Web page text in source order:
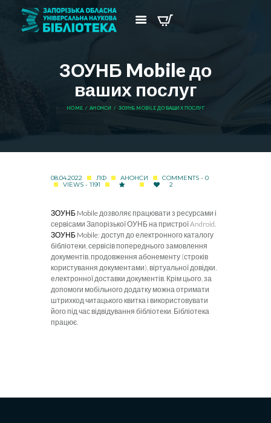
ЗОУНБ Mobile до
ваших послуг
HOME АНОНСИ ЗОУНБ MOBILE ДО ВАШИХ ПОСЛУГ
08.04.2022 ЛФ АНОНСИ
COMMENTS - 0
VIEWS - 1191
2
ЗОУНБ Mobile дозволяє працювати з ресурсами і
сервісами Запорізької ОУНБ на пристрої Android.
ЗОУНБ Mobile: доступ до електронного каталогу
бібліотеки, сервісівпопереднього замовлення
документів, продовження абонементу (строків
користування документами), віртуальної довідки,
електронної доставки документів. Крім цього, за
допомоги мобільного додатку можна отримати
штрихкод читацького квитка і використовувати
його під час відвідування бібліотеки. Бібліотека
працює.